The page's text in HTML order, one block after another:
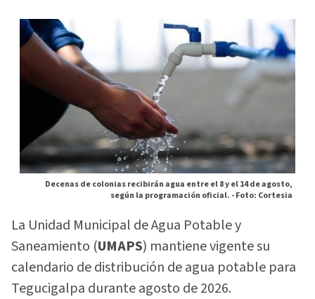
Decenas de colonias recibirán agua entre el 8 y el 14 de agosto,
según la programación oficial. -Foto: Cortesia
La Unidad Municipal de Agua Potable y
Saneamiento (UMAPS) mantiene vigente su
calendario de distribución de agua potable para
Tegucigalpa durante agosto de 2026.